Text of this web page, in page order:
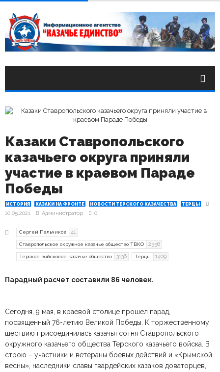
Казаки Ставропольского
казачьего округа приняли
участие в краевом Параде
Победы
ИСТОРИЯ КАЗАКИ НА ФРОНТЕ НОВОСТИ ТЕРСКОГО КАЗАЧЕСТВА ТЕРЦЫ
10.05.2021 Администратор 0
Сергей Пальчиков 41
Ставропольское окружное казачье общество ТВКО 2556
Терское войсковое казачье общество 3136 Терцы 1409
Парадный расчет составили 86 человек.
Сегодня, 9 мая, в краевой столице прошел парад,
посвященный 76-летию Великой Победы. К торжественному
шествию присоединилась казачья сотня Ставропольского
окружного казачьего общества Терского казачьего войска. В
строю – участники и ветераны боевых действий и «Крымской
весны», наследники славы гвардейских казаков доваторцев,